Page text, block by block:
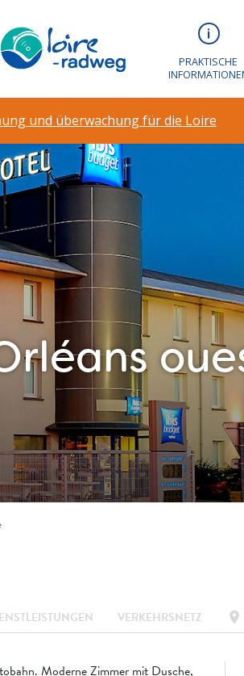
PRAKTISCHE
und überwachung für die Loire
VERKEHRSNETZ location_on
Moderne Zimmer mit Dusche,